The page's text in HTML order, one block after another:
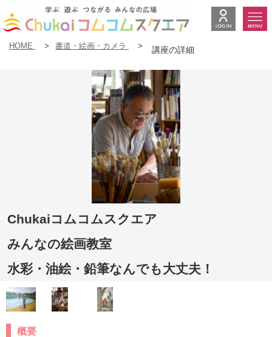
HOME > 書道・絵画・カメラ > 講座の詳細
Chukaiコムコムスクエア
みんなの絵画教室
水彩・油絵・鉛筆なんでも大丈夫！
概要